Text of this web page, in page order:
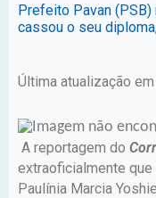
Prefeito Pavan
cassou o seu
Última atualização
A reportagem do
extraoficialmente
Paulínia Marcia